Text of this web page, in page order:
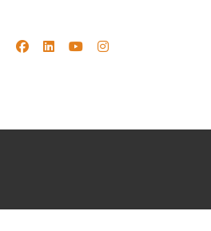
facebook
linkedinyoutubeinstagram